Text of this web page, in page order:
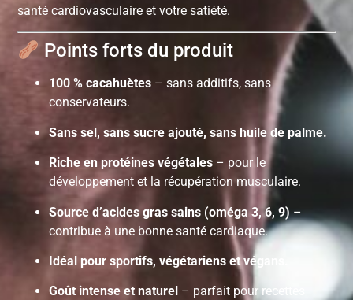
santé cardiovasculaire et votre satiété.
Points forts du produit
100 % cacahuètes – sans additifs, sans
conservateurs.
Sans sel, sans sucre ajouté, sans huile de palme.
Riche en protéines végétales – pour le
développement et la récupération musculaire.
Source d’acides gras sains (oméga 3, 6, 9)–
contribue à une bonne santé cardiaque.
Idéal pour sportifs, végétariens et végans.
Goût intense et naturel – parfait pour recettes